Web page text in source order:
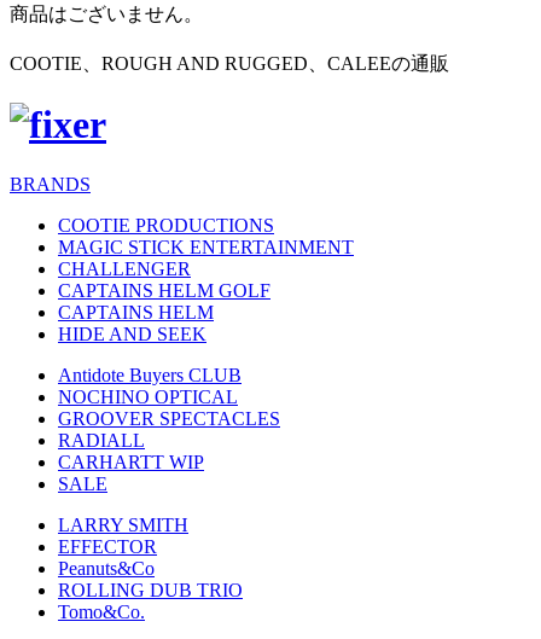
商品はございません。
COOTIE、ROUGH AND RUGGED、CALEEの通販
BRANDS
COOTIE PRODUCTIONS
MAGIC STICK ENTERTAINMENT
CHALLENGER
CAPTAINS HELM GOLF
CAPTAINS HELM
HIDE AND SEEK
Antidote Buyers CLUB
NOCHINO OPTICAL
GROOVER SPECTACLES
RADIALL
CARHARTT WIP
SALE
LARRY SMITH
EFFECTOR
Peanuts&Co
ROLLING DUB TRIO
Tomo&Co.